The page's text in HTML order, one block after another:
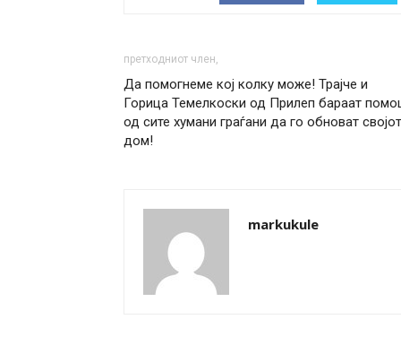
претходниот член,
Да помогнеме кој колку може! Трајче и
Горица Темелкоски од Прилеп бараат
од сите хумани граѓани да го обноват својот
дом!
markukule